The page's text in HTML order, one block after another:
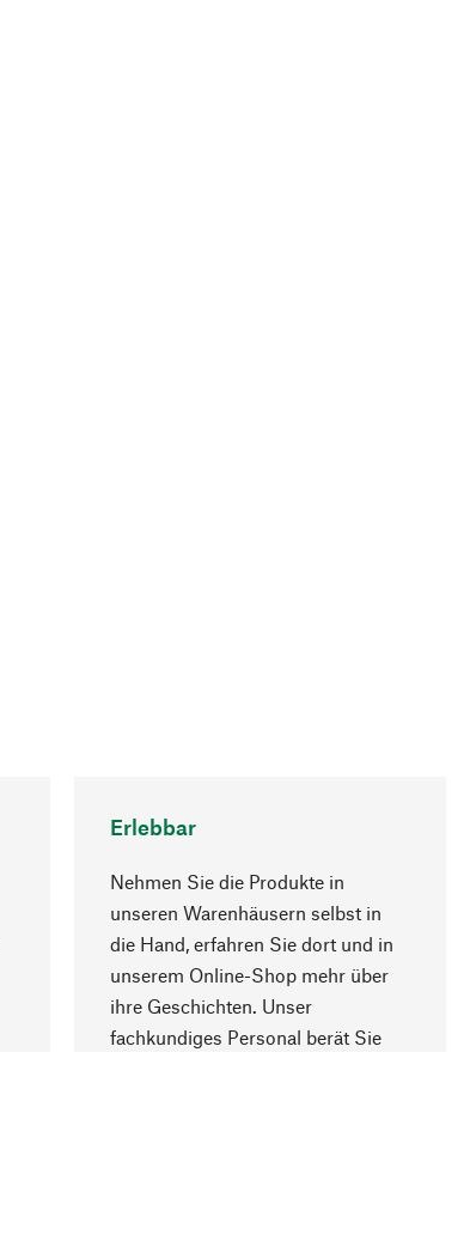
Erlebbar
Nehmen Sie die Produkte in
unseren Warenhäusern selbst in
die Hand, erfahren Sie dort und in
unserem Online-Shop mehr über
ihre Geschichten. Unser
fachkundiges Personal berät Sie